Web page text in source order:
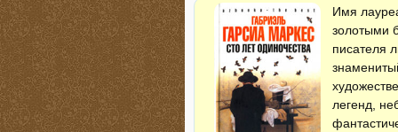
Имя
золотыми
писателя
легенд,